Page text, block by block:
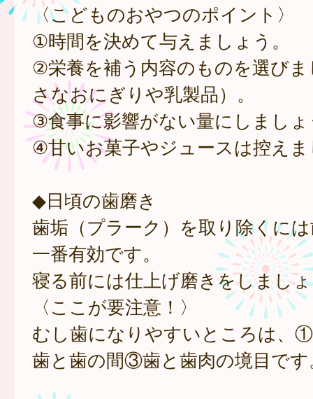
〈こどものおやつのポイント〉
①時間を決めて与えましょう。
②栄養を補う内容のものを選び
さなおにぎりや乳製品）。
③食事に影響がない量にしましょ
④甘いお菓子やジュースは控え
◆日頃の歯磨き
歯垢（プラーク）を取り除くに
一番有効です。
寝る前には仕上げ磨きをしまし
〈ここが要注意！〉
むし歯になりやすいところは、
歯と歯の間③歯と歯肉の境目です